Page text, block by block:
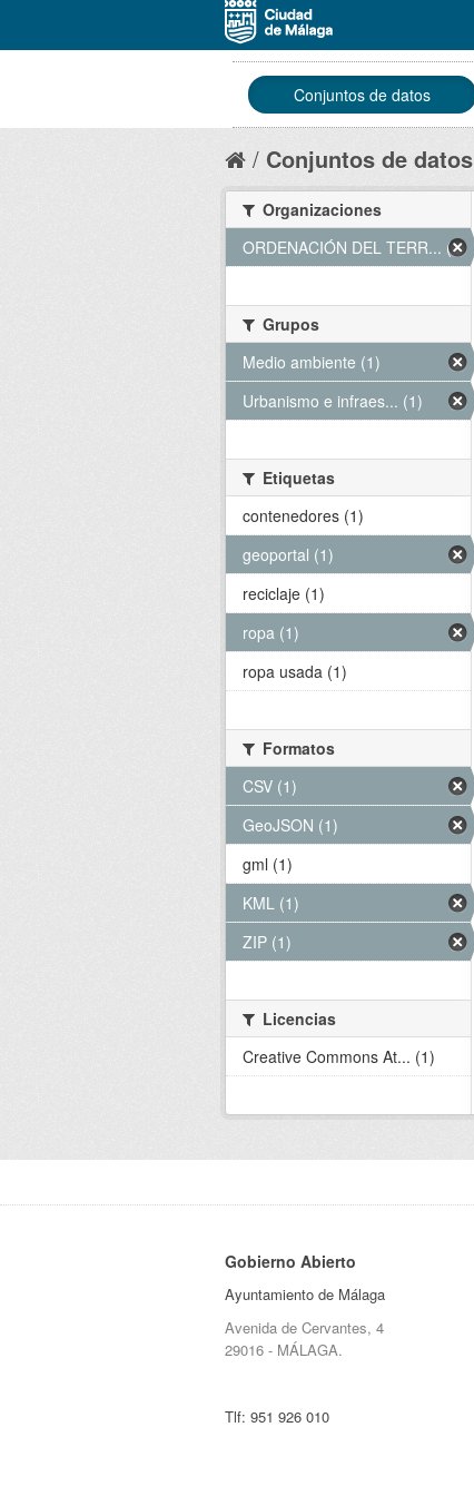
Conjuntos de datos
Conjuntos de datos
Organizaciones
ORDENACIÓN DEL TERR... (1)
Grupos
Medio ambiente (1)
Urbanismo e infraes... (1)
Etiquetas
contenedores (1)
geoportal (1)
reciclaje (1)
ropa (1)
ropa usada (1)
Formatos
CSV (1)
GeoJSON (1)
gml (1)
KML (1)
ZIP (1)
Licencias
Creative Commons At... (1)
Gobierno Abierto
Ayuntamiento de Málaga
Avenida de Cervantes, 4
29016 - MÁLAGA.
Tlf: 951 926 010